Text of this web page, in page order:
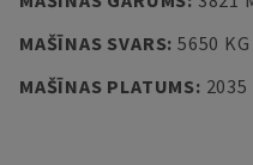
MAŠĪNAS SVARS: 5650 KG
MAŠĪNAS PLATUMS: 2035